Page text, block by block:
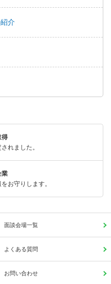
介
得
れました。
業
お守りします。
面談会場一覧
よくある質問
お問い合わせ